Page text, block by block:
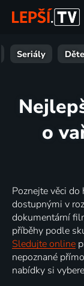
Seriály
o
Poznejte věci
dostupnými v
dokumentární
příběhy podle
Sledujte online
nepoznané
nabídky si